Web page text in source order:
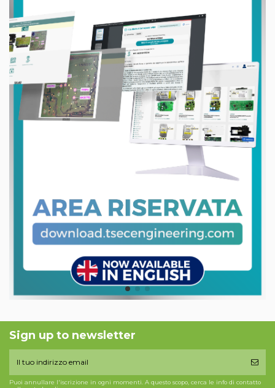
Sign up to newsletter
Puoi annullare l'iscrizione in ogni momenti. A questo scopo, cerca le info di contatto